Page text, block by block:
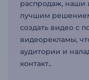
распродаж, наши
лучшим
создать видео с
видеорекламы,
аудитории и
контакт..